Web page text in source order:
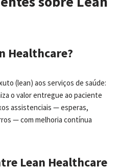
Healthcare?
(lean) aos serviços de saúde:
o valor entregue ao paciente
assistenciais — esperas,
— com melhoria contínua
Lean Healthcare